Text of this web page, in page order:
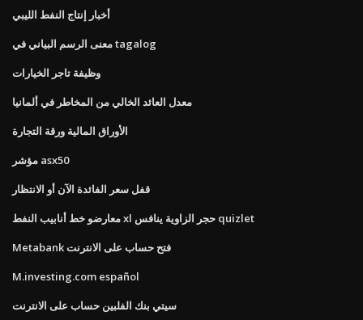
أخبار إنتاج النفط الليبي
معنى الرسم البياني في tagalog
وظيفة تاجر الخيارات
معدل العائد الخالي من المخاطر في ألمانيا
الأوراق المالية ورقة التجارة
مؤشر asx50
قفل سعر الفائدة الآن أو الانتظار
معارضو خط أنابيب النفط xl حجر الزاوية ينافس quizlet
Metabank فتح حساب على الانترنت
M.investing.com español
سيتي بنك الفلبين حساب على الانترنت